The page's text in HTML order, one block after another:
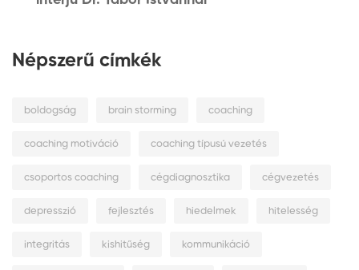
Népszerű címkék
boldogság brain storming coaching
coaching motiváció coaching típusú vezetés
csoportos coaching cégdiagnosztika cégvezetés
depresszió fejlesztés hiedelmek hitelesség
integritás kishitűség kommunikáció